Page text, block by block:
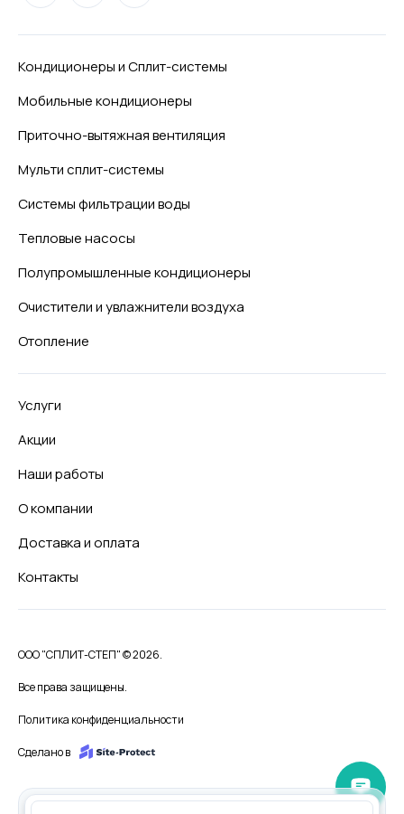
Кондиционеры и Сплит-системы
Мобильные кондиционеры
Приточно-вытяжная вентиляция
Мульти сплит-системы
Системы фильтрации воды
Тепловые насосы
Полупромышленные кондиционеры
Очистители и увлажнители воздуха
Отопление
Услуги
Акции
Наши работы
О компании
Доставка и оплата
Контакты
ООО "СПЛИТ-СТЕП" © 2026.
Все права защищены.
Политика конфиденциальности
Сделано в